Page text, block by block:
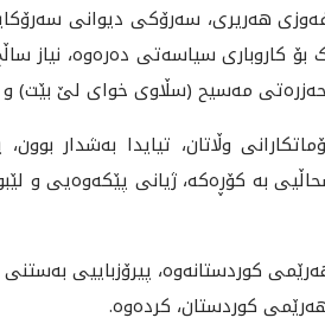
لە هەولێر، بەڕێز فەوزی هەریری، سەرۆکی
کاروباری سیاسەتی دەرەوە، نیاز
حەزرەتی مەسیح (سڵاوی خوای لێ بێت)
وڵاتان، تیایدا بەشدار بوون،
بە کۆڕەکە، ژیانی پێکەوەیی و
کوردستانەوە، پیرۆزباییی
کوردستان، کردەوە.